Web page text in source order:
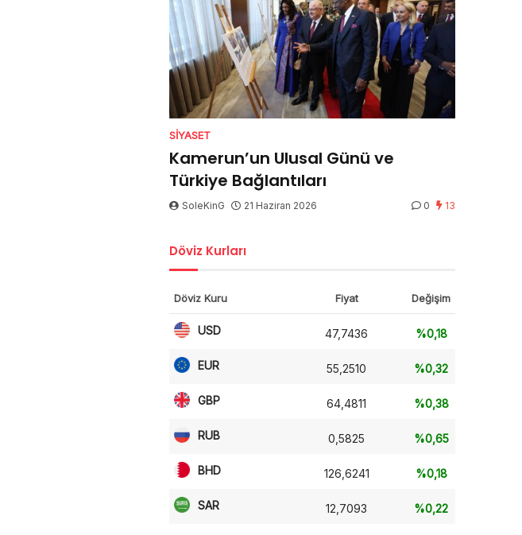
SIYASET
Kamerun’un Ulusal Günü ve
Türkiye Bağlantıları
SoleKinG 21 Haziran 2026 0 13
Döviz Kurları
Döviz Kuru Fiyat Değişim
USD 47,7436 %0,18
EUR 55,2510 %0,32
GBP 64,4811 %0,38
RUB 0,5825 %0,65
BHD 126,6241 %0,18
SAR 12,7093 %0,22